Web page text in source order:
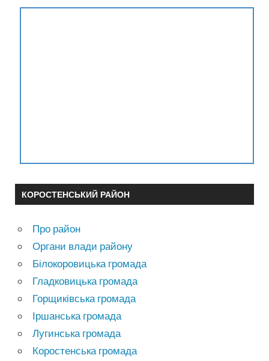
КОРОСТЕНСЬКИЙ РАЙОН
Про район
Органи влади району
Білокоровицька громада
Гладковицька громада
Горщиківська громада
Іршанська громада
Лугинська громада
Коростенська громада